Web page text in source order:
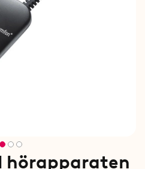
hörapparaten